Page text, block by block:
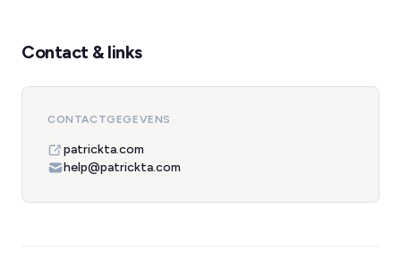
Contact & links
CONTACTGEGEVENS
patrickta.com
help@patrickta.com